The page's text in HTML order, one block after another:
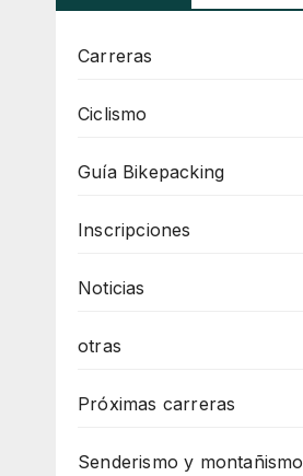
Carreras
Ciclismo
Guía Bikepacking
Inscripciones
Noticias
otras
Próximas carreras
Senderismo y montañismo